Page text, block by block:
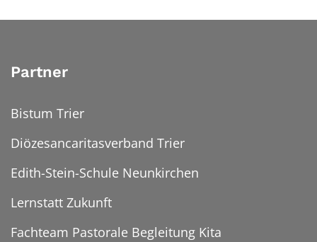
Partner
Bistum Trier
Diözesancaritasverband Trier
Edith-Stein-Schule Neunkirchen
Lernstatt Zukunft
Fachteam Pastorale Begleitung Kita